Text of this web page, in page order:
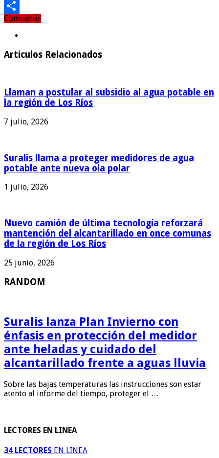
Email
Compartir
Compartir
Articulos Relacionados
Llaman a postular al subsidio al agua potable en
la región de Los Ríos
7 julio, 2026
Suralis llama a proteger medidores de agua
potable ante nueva ola polar
1 julio, 2026
Nuevo camión de última tecnología reforzará
mantención del alcantarillado en once comunas
de la región de Los Ríos
25 junio, 2026
RANDOM
Suralis lanza Plan Invierno con
énfasis en protección del medidor
ante heladas y cuidado del
alcantarillado frente a aguas lluvia
Sobre las bajas temperaturas las instrucciones son estar
atento al informe del tiempo, proteger el …
LECTORES EN LINEA
34 LECTORES EN LINEA